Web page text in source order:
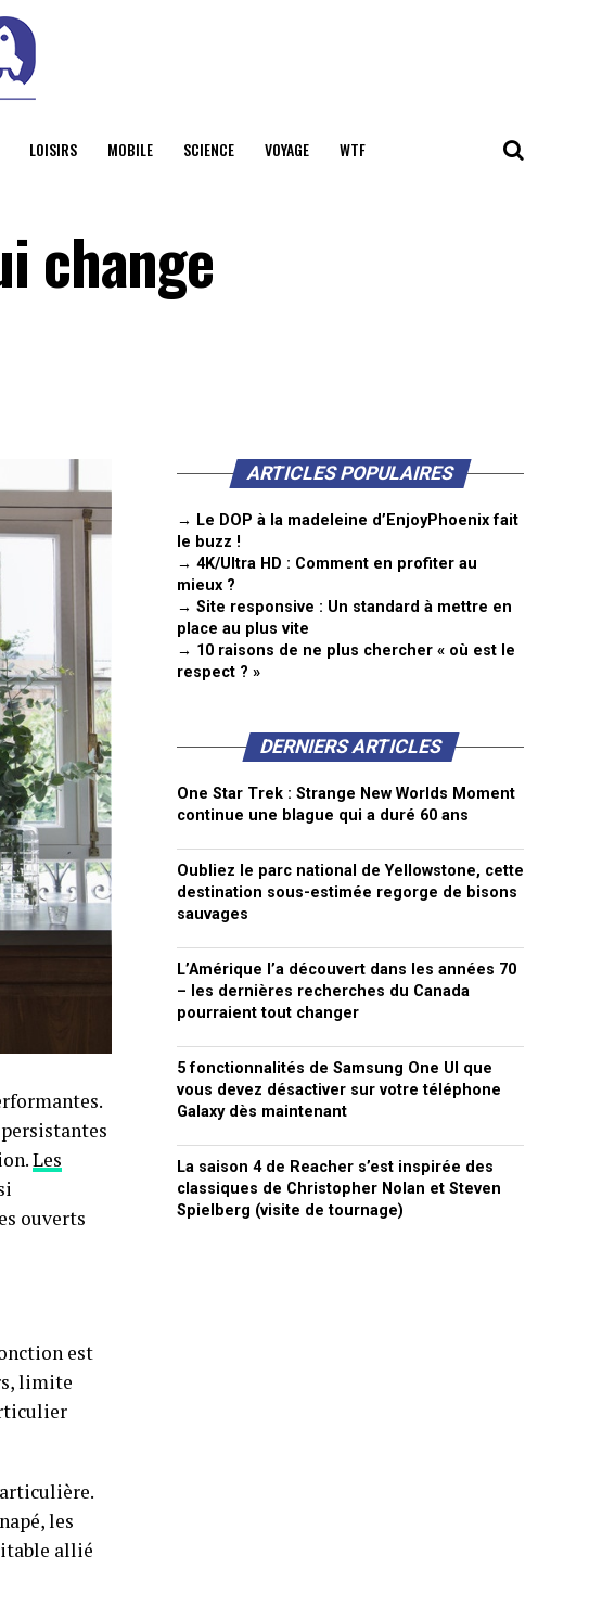
LOISIRS MOBILE SCIENCE VOYAGE WTF
change
Les
ouverts
est
limite
les
allié
ARTICLES POPULAIRES
→ Le DOP à la madeleine d’EnjoyPhoenix fait
le buzz !
→ 4K/Ultra HD : Comment en profiter au
mieux ?
→ Site responsive : Un standard à mettre en
place au plus vite
→ 10 raisons de ne plus chercher « où est le
respect ? »
DERNIERS ARTICLES
One Star Trek : Strange New Worlds Moment
continue une blague qui a duré 60 ans
Oubliez le parc national de Yellowstone, cette
destination sous-estimée regorge de bisons
sauvages
L’Amérique l’a découvert dans les années 70
– les dernières recherches du Canada
pourraient tout changer
5 fonctionnalités de Samsung One UI que
vous devez désactiver sur votre téléphone
Galaxy dès maintenant
La saison 4 de Reacher s’est inspirée des
classiques de Christopher Nolan et Steven
Spielberg (visite de tournage)